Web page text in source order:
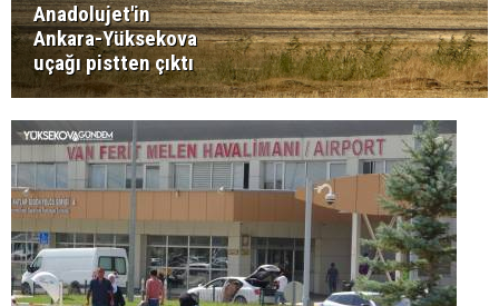
Anadolujet'in
Ankara-Yüksekova
uçağı pistten çıktı